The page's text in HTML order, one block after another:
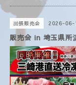
出張販売会 2026-06-
販売会 in 埼玉県所